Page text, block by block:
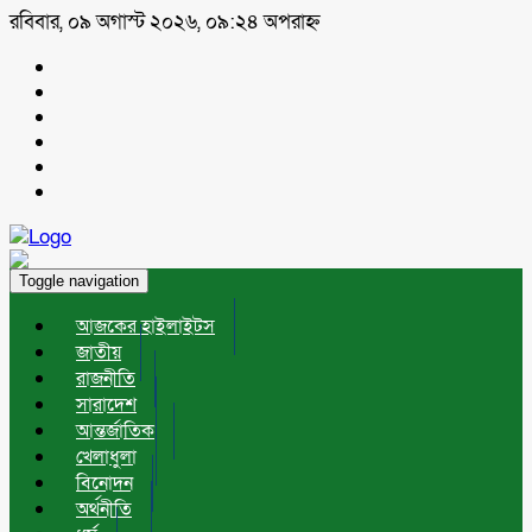
রবিবার, ০৯ অগাস্ট ২০২৬, ০৯:২৪ অপরাহ্ন
Toggle navigation
আজকের হাইলাইটস
জাতীয়
রাজনীতি
সারাদেশ
আন্তর্জাতিক
খেলাধুলা
বিনোদন
অর্থনীতি